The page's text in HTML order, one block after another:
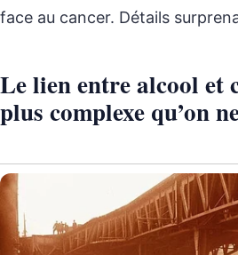
face au cancer. Détails
Le lien entre alcool et
plus complexe qu’on